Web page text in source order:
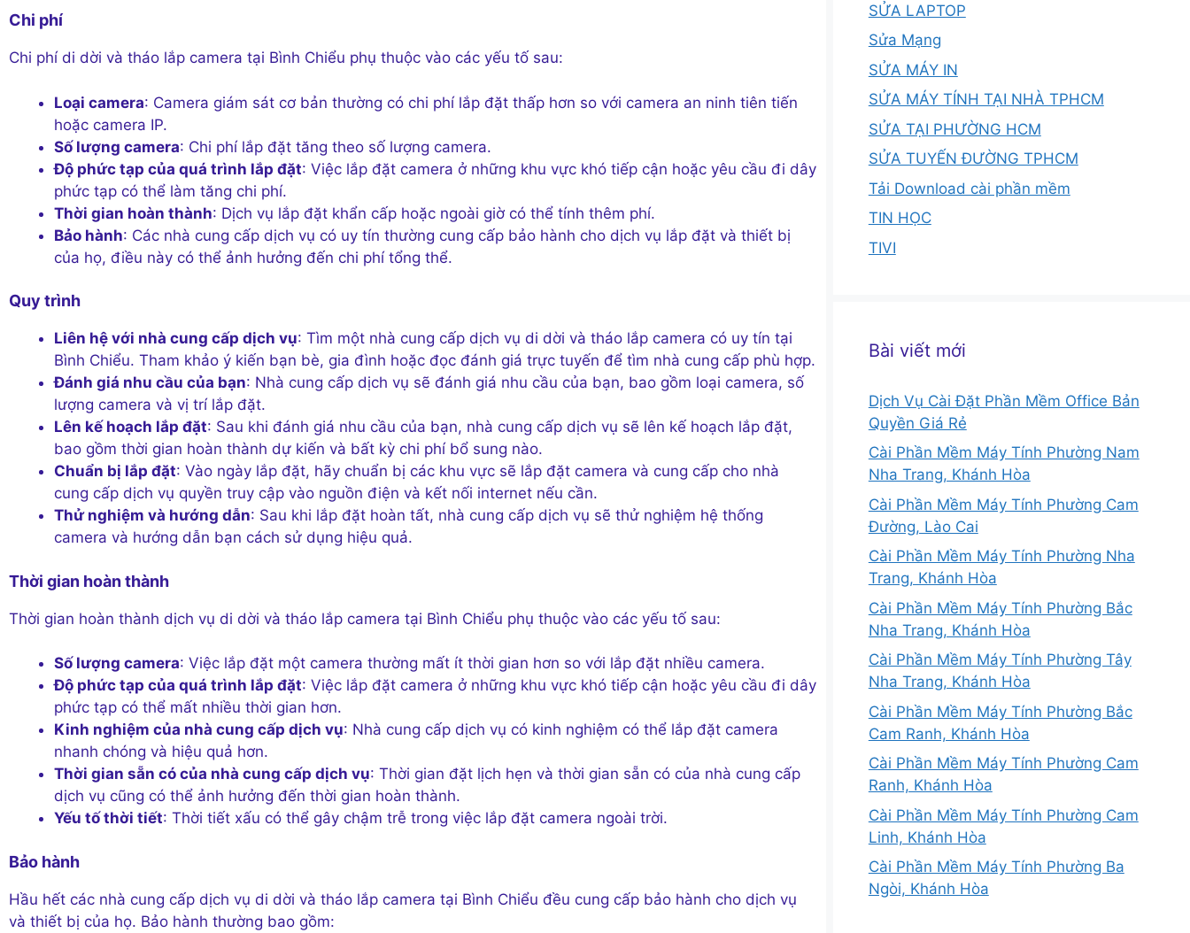
Chi phí
Chi phí di dời và tháo lắp camera tại Bình Chiểu phụ thuộc vào các yếu tố sau:
Loại camera: Camera giám sát cơ bản thường có chi phí lắp đặt thấp hơn so với camera an ninh tiên tiến
hoặc camera IP.
Số lượng camera: Chi phí lắp đặt tăng theo số lượng camera.
Độ phức tạp của quá trình lắp đặt: Việc lắp đặt camera ở những khu vực khó tiếp cận hoặc yêu cầu đi dây
phức tạp có thể làm tăng chi phí.
Thời gian hoàn thành: Dịch vụ lắp đặt khẩn cấp hoặc ngoài giờ có thể tính thêm phí.
Bảo hành: Các nhà cung cấp dịch vụ có uy tín thường cung cấp bảo hành cho dịch vụ lắp đặt và thiết bị
của họ, điều này có thể ảnh hưởng đến chi phí tổng thể.
Quy trình
Liên hệ với nhà cung cấp dịch vụ: Tìm một nhà cung cấp dịch vụ di dời và tháo lắp camera có uy tín tại
Bình Chiểu. Tham khảo ý kiến bạn bè, gia đình hoặc đọc đánh giá trực tuyến để tìm nhà cung cấp phù hợp.
Đánh giá nhu cầu của bạn: Nhà cung cấp dịch vụ sẽ đánh giá nhu cầu của bạn, bao gồm loại camera, số
lượng camera và vị trí lắp đặt.
Lên kế hoạch lắp đặt: Sau khi đánh giá nhu cầu của bạn, nhà cung cấp dịch vụ sẽ lên kế hoạch lắp đặt,
bao gồm thời gian hoàn thành dự kiến và bất kỳ chi phí bổ sung nào.
Chuẩn bị lắp đặt: Vào ngày lắp đặt, hãy chuẩn bị các khu vực sẽ lắp đặt camera và cung cấp cho nhà
cung cấp dịch vụ quyền truy cập vào nguồn điện và kết nối internet nếu cần.
Thử nghiệm và hướng dẫn: Sau khi lắp đặt hoàn tất, nhà cung cấp dịch vụ sẽ thử nghiệm hệ thống
camera và hướng dẫn bạn cách sử dụng hiệu quả.
Thời gian hoàn thành
Thời gian hoàn thành dịch vụ di dời và tháo lắp camera tại Bình Chiểu phụ thuộc vào các yếu tố sau:
Số lượng camera: Việc lắp đặt một camera thường mất ít thời gian hơn so với lắp đặt nhiều camera.
Độ phức tạp của quá trình lắp đặt: Việc lắp đặt camera ở những khu vực khó tiếp cận hoặc yêu cầu đi dây
phức tạp có thể mất nhiều thời gian hơn.
Kinh nghiệm của nhà cung cấp dịch vụ: Nhà cung cấp dịch vụ có kinh nghiệm có thể lắp đặt camera
nhanh chóng và hiệu quả hơn.
Thời gian sẵn có của nhà cung cấp dịch vụ: Thời gian đặt lịch hẹn và thời gian sẵn có của nhà cung cấp
dịch vụ cũng có thể ảnh hưởng đến thời gian hoàn thành.
Yếu tố thời tiết: Thời tiết xấu có thể gây chậm trễ trong việc lắp đặt camera ngoài trời.
Bảo hành
Hầu hết các nhà cung cấp dịch vụ di dời và tháo lắp camera tại Bình Chiểu đều cung cấp bảo hành cho dịch vụ
và thiết bị của họ. Bảo hành thường bao gồm:
SỬA LAPTOP
Sửa Mạng
SỬA MÁY IN
SỬA MÁY TÍNH TẠI NHÀ TPHCM
SỬA TẠI PHƯỜNG HCM
SỬA TUYẾN ĐƯỜNG TPHCM
Tải Download cài phần mềm
TIN HỌC
TIVI
Bài viết mới
Dịch Vụ Cài Đặt Phần Mềm Office Bản
Quyền Giá Rẻ
Cài Phần Mềm Máy Tính Phường Nam
Nha Trang, Khánh Hòa
Cài Phần Mềm Máy Tính Phường Cam
Đường, Lào Cai
Cài Phần Mềm Máy Tính Phường Nha
Trang, Khánh Hòa
Cài Phần Mềm Máy Tính Phường Bắc
Nha Trang, Khánh Hòa
Cài Phần Mềm Máy Tính Phường Tây
Nha Trang, Khánh Hòa
Cài Phần Mềm Máy Tính Phường Bắc
Cam Ranh, Khánh Hòa
Cài Phần Mềm Máy Tính Phường Cam
Ranh, Khánh Hòa
Cài Phần Mềm Máy Tính Phường Cam
Linh, Khánh Hòa
Cài Phần Mềm Máy Tính Phường Ba
Ngòi, Khánh Hòa